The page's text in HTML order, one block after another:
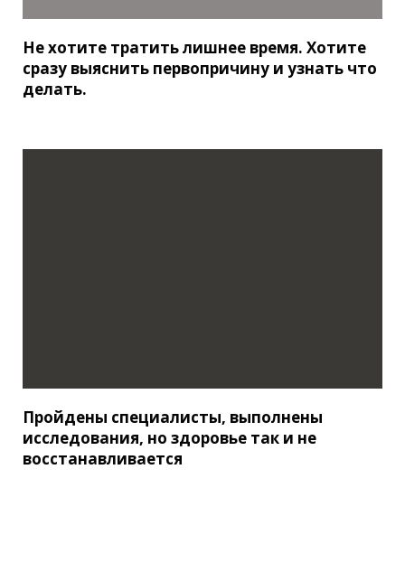
Не хотите тратить лишнее время. Хотите
сразу выяснить первопричину и узнать что
делать.
Пройдены специалисты, выполнены
исследования, но здоровье так и не
восстанавливается